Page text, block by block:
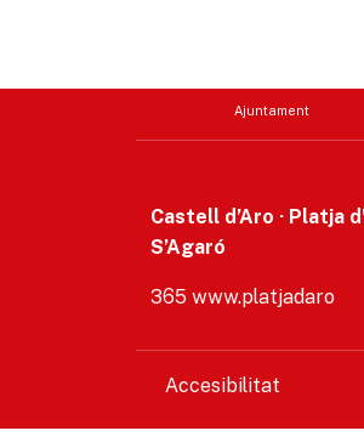
Ajuntament
Castell d’Aro · Platja
S’Agaró
365 www.platjadaro
Accesibilitat